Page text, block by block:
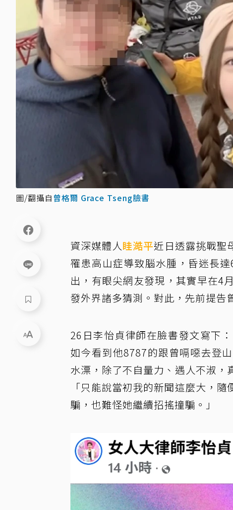
圖/翻攝自 曾格爾 Grace Tseng臉書
資深媒體人眭澔平近日透露挑戰聖
罹患高山症導致腦水腫，昏迷長
出，有眼尖網友發現，其實早在4
發外界諸多猜測。對此，先前提告
26日李怡貞律師在臉書發文寫下
如今看到他8787的跟曾嗝噁去登
水漂，除了不自量力、遇人不淑，
「只能說當初我的新聞這麼大，
騙，也難怪她繼續招搖撞騙。」